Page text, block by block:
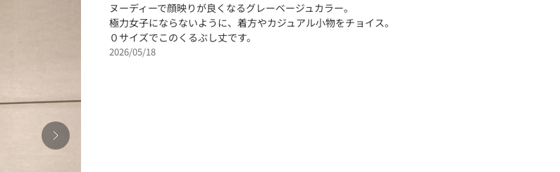
ヌーディーで顔映りが良くなるグレーベージュカラー。
極力女子にならないように、着方やカジュアル小物をチョイス。
０サイズでこのくるぶし丈です。
2026/05/18